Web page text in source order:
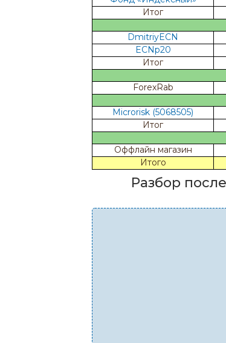
Итог
DmitriyECN
ECNp20
Итог
ForexRab
Microrisk (5068505)
Итог
Оффлайн магазин
Итого
Разбор